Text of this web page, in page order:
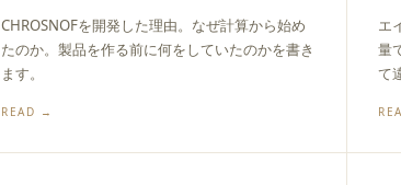
CHROSNOFを開発した理由。なぜ計算から始め
たのか。製品を作る前に何をしていたのかを書き
ます。
READ →
エ
量
て